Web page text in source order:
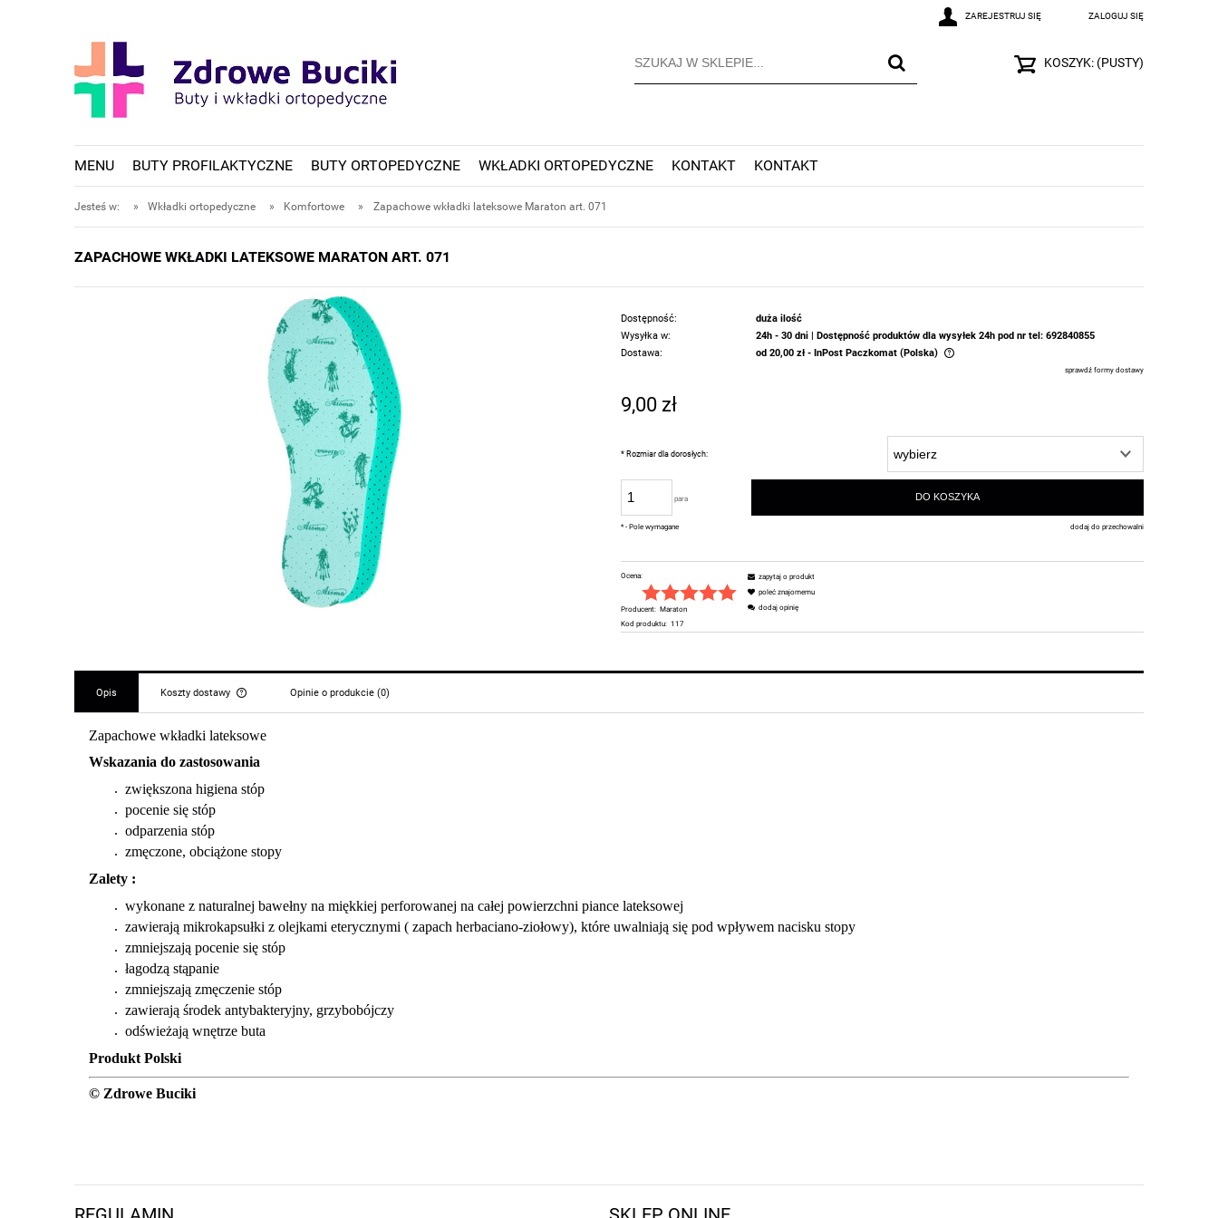
ZAREJESTRUJ SIĘ ZALOGUJ SIĘ
KOSZYK: (PUSTY)
MENU BUTY PROFILAKTYCZNE BUTY ORTOPEDYCZNE WKŁADKI ORTOPEDYCZNE KONTAKT KONTAKT
Jesteś w: » Wkładki ortopedyczne » Komfortowe » Zapachowe wkładki lateksowe Maraton art. 071
ZAPACHOWE WKŁADKI LATEKSOWE MARATON ART. 071
Dostępność:
duża ilość
Wysyłka w:
24h - 30 dni | Dostępność produktów dla wysyłek 24h pod nr tel: 692840855
Dostawa:
od 20,00 zł - InPost Paczkomat (Polska)
sprawdź formy dostawy
9,00 zł
*Rozmiar dla dorosłych:
para DO KOSZYKA
dodaj do przechowalni
*- Pole wymagane
Ocena:
Producent: Maraton
Kod produktu: 117
zapytaj o produkt
poleć znajomemu
dodaj opinię
Opis Koszty dostawy
Cena nie zawiera ewentualnych kosztów
płatności
Opinie o produkcie (0)
Zapachowe wkładki lateksowe
Wskazania do zastosowania
zwiększona higiena stóp
pocenie się stóp
odparzenia stóp
zmęczone, obciążone stopy
Zalety :
wykonane z naturalnej bawełny na miękkiej perforowanej na całej powierzchni piance lateksowej
zawierają mikrokapsułki z olejkami eterycznymi ( zapach herbaciano-ziołowy), które uwalniają się pod wpływem nacisku stopy
zmniejszają pocenie się stóp
łagodzą stąpanie
zmniejszają zmęczenie stóp
zawierają środek antybakteryjny, grzybobójczy
odświeżają wnętrze buta
Produkt Polski
© Zdrowe Buciki